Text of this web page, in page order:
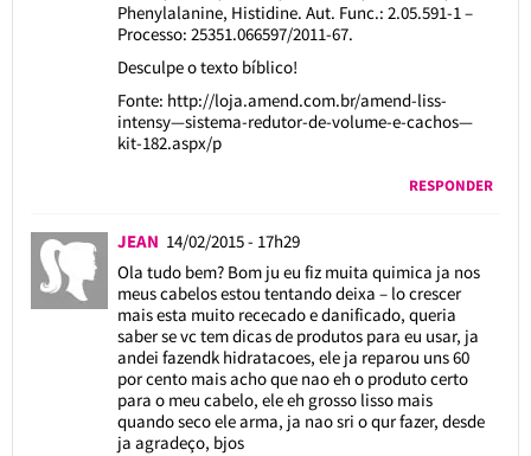
Phenylalanine, Histidine. Aut. Func.: 2.05.591-1 –
Processo: 25351.066597/2011-67.
Desculpe o texto bíblico!
Fonte: http://loja.amend.com.br/amend-liss-
intensy—sistema-redutor-de-volume-e-cachos—
kit-182.aspx/p
RESPONDER
JEAN 14/02/2015 - 17h29
Ola tudo bem? Bom ju eu fiz muita quimica ja nos
meus cabelos estou tentando deixa – lo crescer
mais esta muito rececado e danificado, queria
saber se vc tem dicas de produtos para eu usar, ja
andei fazendk hidratacoes, ele ja reparou uns 60
por cento mais acho que nao eh o produto certo
para o meu cabelo, ele eh grosso lisso mais
quando seco ele arma, ja nao sri o qur fazer, desde
ja agradeço, bjos